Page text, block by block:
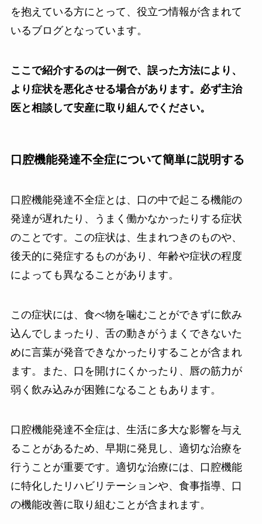
を抱えている方にとって、役立つ情報が含まれて
いるブログとなっています。
ここで紹介するのは一例で、誤った方法により、
より症状を悪化させる場合があります。必ず主治
医と相談して安産に取り組んでください。
口腔機能発達不全症について簡単に説明する
口腔機能発達不全症とは、口の中で起こる機能の
発達が遅れたり、うまく働かなかったりする症状
のことです。この症状は、生まれつきのものや、
後天的に発症するものがあり、年齢や症状の程度
によっても異なることがあります。
この症状には、食べ物を噛むことができずに飲み
込んでしまったり、舌の動きがうまくできないた
めに言葉が発音できなかったりすることが含まれ
ます。また、口を開けにくかったり、唇の筋力が
弱く飲み込みが困難になることもあります。
口腔機能発達不全症は、生活に多大な影響を与え
ることがあるため、早期に発見し、適切な治療を
行うことが重要です。適切な治療には、口腔機能
に特化したリハビリテーションや、食事指導、口
の機能改善に取り組むことが含まれます。